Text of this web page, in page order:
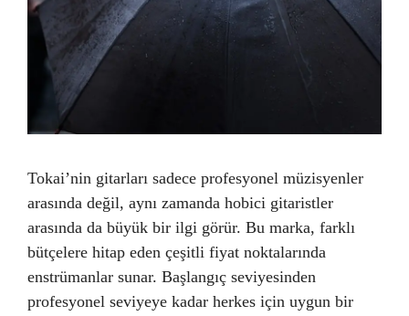
Tokai’nin gitarları sadece profesyonel müzisyenler
arasında değil, aynı zamanda hobici gitaristler
arasında da büyük bir ilgi görür. Bu marka, farklı
bütçelere hitap eden çeşitli fiyat noktalarında
enstrümanlar sunar. Başlangıç seviyesinden
profesyonel seviyeye kadar herkes için uygun bir